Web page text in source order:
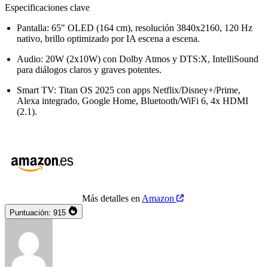
Especificaciones clave
Pantalla: 65" OLED (164 cm), resolución 3840x2160, 120 Hz
nativo, brillo optimizado por IA escena a escena.
Audio: 20W (2x10W) con Dolby Atmos y DTS:X, IntelliSound
para diálogos claros y graves potentes.
Smart TV: Titan OS 2025 con apps Netflix/Disney+/Prime,
Alexa integrado, Google Home, Bluetooth/WiFi 6, 4x HDMI
(2.1).
Más detalles en Amazon
Puntuación: 915